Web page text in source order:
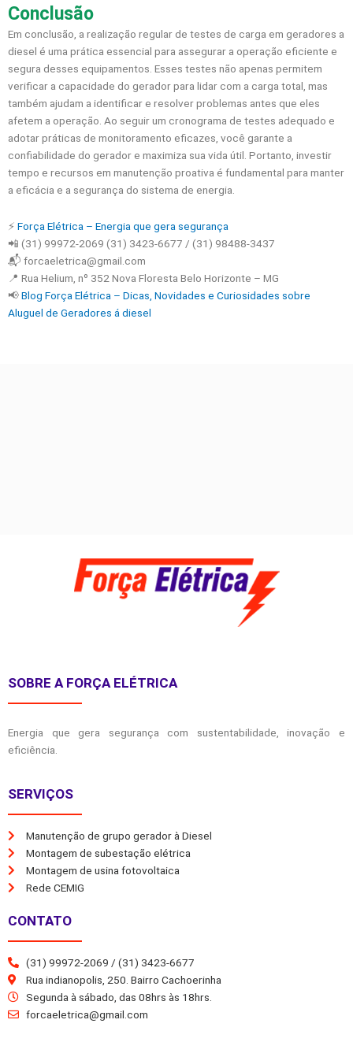
Conclusão
Em conclusão, a realização regular de testes de carga em geradores a
diesel é uma prática essencial para assegurar a operação eficiente e
segura desses equipamentos. Esses testes não apenas permitem
verificar a capacidade do gerador para lidar com a carga total, mas
também ajudam a identificar e resolver problemas antes que eles
afetem a operação. Ao seguir um cronograma de testes adequado e
adotar práticas de monitoramento eficazes, você garante a
confiabilidade do gerador e maximiza sua vida útil. Portanto, investir
tempo e recursos em manutenção proativa é fundamental para manter
a eficácia e a segurança do sistema de energia.
⚡️ Força Elétrica – Energia que gera segurança
📲 (31) 99972-2069 (31) 3423-6677 / (31) 98488-3437
📬 forcaeletrica@gmail.com
📍 Rua Helium, nº 352 Nova Floresta Belo Horizonte – MG
📢Blog Força Elétrica – Dicas, Novidades e Curiosidades sobre
Aluguel de Geradores á diesel
SOBRE A FORÇA ELÉTRICA
Energia que gera segurança com sustentabilidade, inovação e
eficiência.
SERVIÇOS
Manutenção de grupo gerador à Diesel
Montagem de subestação elétrica
Montagem de usina fotovoltaica
Rede CEMIG
CONTATO
(31) 99972-2069 / (31) 3423-6677
Rua indianopolis, 250. Bairro Cachoerinha
Segunda à sábado, das 08hrs às 18hrs.
forcaeletrica@gmail.com